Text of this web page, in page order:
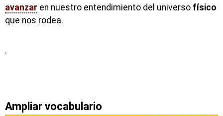
avanzar en nuestro entendimiento del universo físico
que nos rodea.
.
Ampliar vocabulario